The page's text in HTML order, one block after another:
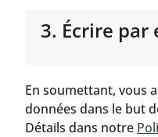
3. Écrire par
En soumettant, vous
données dans le but
Détails dans notre